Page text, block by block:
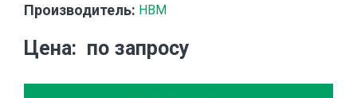
Производитель: HBM
Цена по запросу